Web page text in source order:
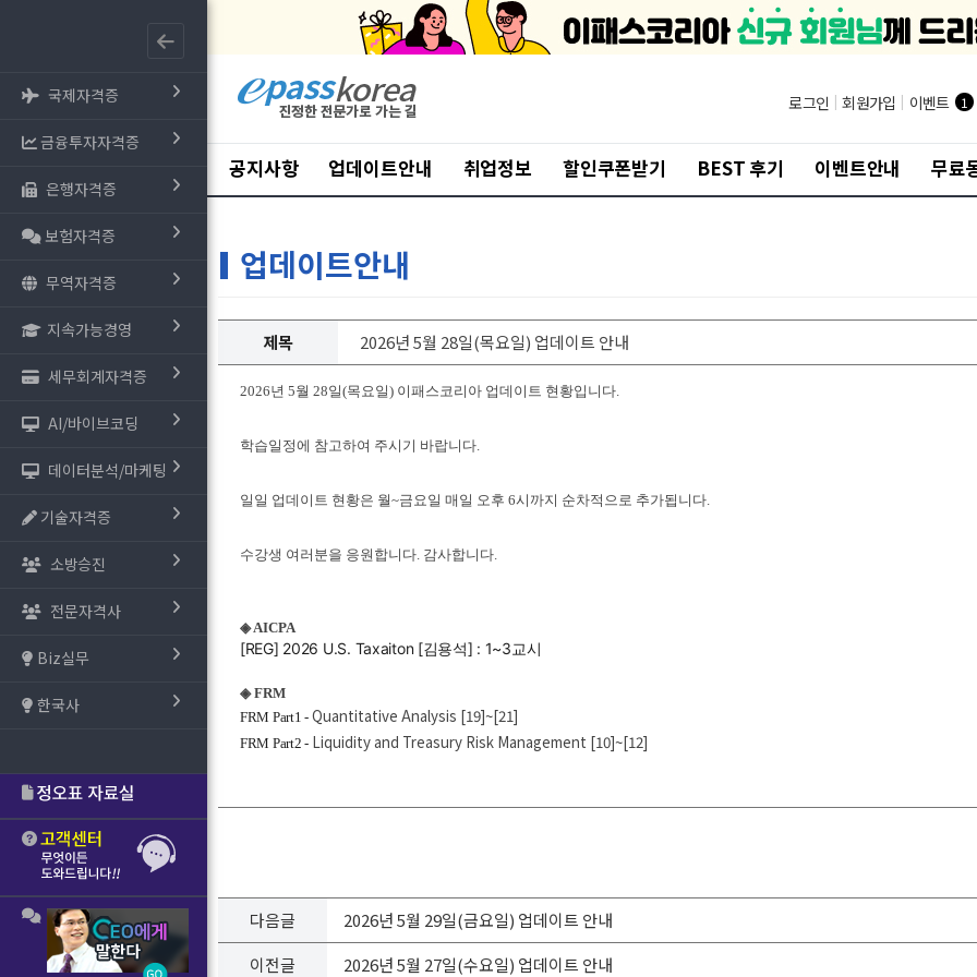
국제자격증
금융투자자격증
은행자격증
보험자격증
무역자격증
지속가능경영
세무회계자격증
AI/바이브코딩
데이터분석/마케팅
기술자격증
소방승진
전문자격사
Biz실무
한국사
로그인 | 회원가입 | 이벤트 1
공지사항 업데이트안내 취업정보 할인쿠폰받기 BEST 후기 이벤트안내 무료
업데이트안내
제목 2026년 5월 28일(목요일) 업데이트 안내
2026년 5월 28일(목요일) 이패스코리아 업데이트 현황입니다.
학습일정에 참고하여 주시기 바랍니다.
일일 업데이트 현황은 월~금요일 매일 오후 6시까지 순차적으로 추가됩니다.
수강생 여러분을 응원합니다. 감사합니다.
◈ AICPA
[REG] 2026 U.S. Taxaiton [김용석] : 1~3교시
◈ FRM
FRM Part1 - Quantitative Analysis [19]~[21]
FRM Part2 - Liquidity and Treasury Risk Management [10]~[12]
다음글
2026년 5월 29일(금요일) 업데이트 안내
이전글
2026년 5월 27일(수요일) 업데이트 안내